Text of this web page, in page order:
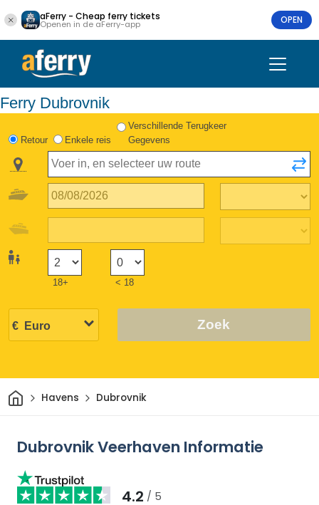
aFerry - Cheap ferry tickets
Openen in de aFerry-app OPEN
Ferry Dubrovnik
Retour Enkele reis
Verschillende Terugkeer
Gegevens
18+ < 18
Zoek
ThuisHavens Dubrovnik
Dubrovnik Veerhaven Informatie
4.2 / 5